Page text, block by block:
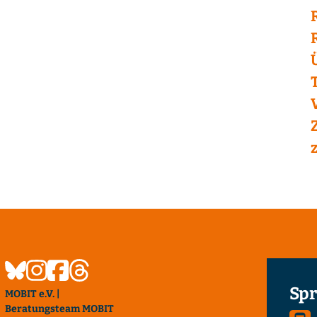
MOBIT e.V. |
Beratungsteam MOBIT